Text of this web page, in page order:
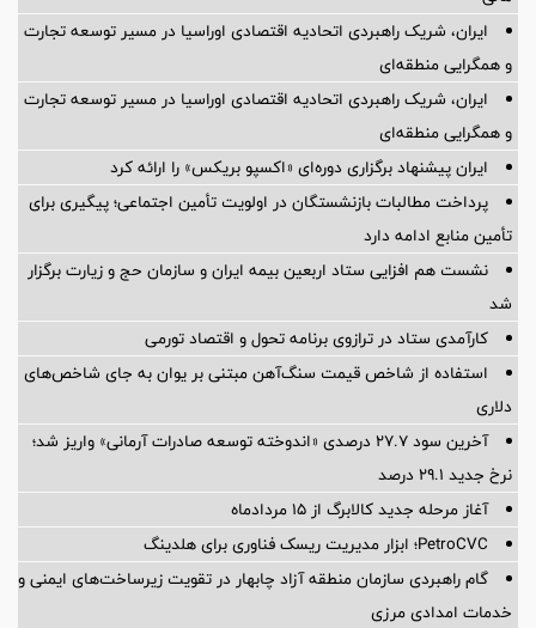
ایران، شریک راهبردی اتحادیه اقتصادی اوراسیا در مسیر توسعه تجارت
و همگرایی منطقه‌ای
ایران، شریک راهبردی اتحادیه اقتصادی اوراسیا در مسیر توسعه تجارت
و همگرایی منطقه‌ای
ایران پیشنهاد برگزاری دوره‌ای «اکسپو بریکس» را ارائه کرد
پرداخت مطالبات بازنشستگان در اولویت تأمین اجتماعی؛ پیگیری برای
تأمین منابع ادامه دارد
نشست هم افزایی ستاد اربعین بیمه ایران و سازمان حج و زیارت برگزار
شد
کارآمدی ستاد در ترازوی برنامه تحول و اقتصاد تورمی
استفاده از شاخص قیمت سنگ‌آهن مبتنی بر یوان به جای شاخص‌های
دلاری
آخرین سود ۲۷.۷ درصدی «اندوخته توسعه صادرات آرمانی» واریز شد؛
نرخ جدید ۲۹.۱ درصد
آغاز مرحله جدید کالابرگ از ۱۵ مردادماه
PetroCVC؛ ابزار مدیریت ریسک فناوری برای هلدینگ
گام راهبردی سازمان منطقه آزاد چابهار در تقویت زیرساخت‌های ایمنی و
خدمات امدادی مرزی